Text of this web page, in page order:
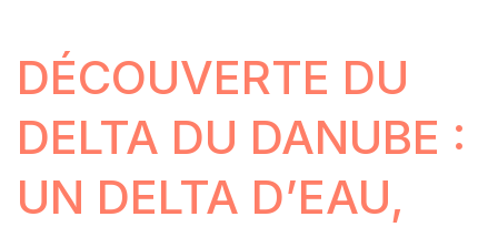
DÉCOUVERTE DU
DELTA DU DANUBE :
UN DELTA D’EAU,